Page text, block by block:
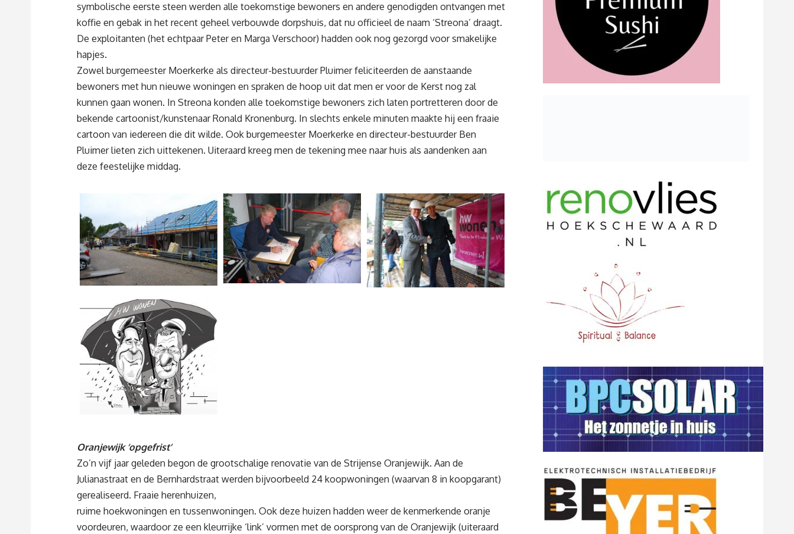
symbolische eerste steen werden alle toekomstige bewoners en andere genodigden ontvangen met
koffie en gebak in het recent geheel verbouwde dorpshuis, dat nu officieel de naam ‘Streona’ draagt.
De exploitanten (het echtpaar Peter en Marga Verschoor) hadden ook nog gezorgd voor smakelijke
hapjes.
Zowel burgemeester Moerkerke als directeur-bestuurder Pluimer feliciteerden de aanstaande
bewoners met hun nieuwe woningen en spraken de hoop uit dat men er voor de Kerst nog zal
kunnen gaan wonen. In Streona konden alle toekomstige bewoners zich laten portretteren door de
bekende cartoonist/kunstenaar Ronald Kronenburg. In slechts enkele minuten maakte hij een fraaie
cartoon van iedereen die dit wilde. Ook burgemeester Moerkerke en directeur-bestuurder Ben
Pluimer lieten zich uittekenen. Uiteraard kreeg men de tekening mee naar huis als aandenken aan
deze feestelijke middag.
Oranjewijk ‘opgefrist’
Zo’n vijf jaar geleden begon de grootschalige renovatie van de Strijense Oranjewijk. Aan de
Julianastraat en de Bernhardstraat werden bijvoorbeeld 24 koopwoningen (waarvan 8 in koopgarant)
gerealiseerd. Fraaie herenhuizen,
ruime hoekwoningen en tussenwoningen. Ook deze huizen hadden weer de kenmerkende oranje
voordeuren, waardoor ze een kleurrijke ‘link’ vormen met de oorsprong van de Oranjewijk (uiteraard